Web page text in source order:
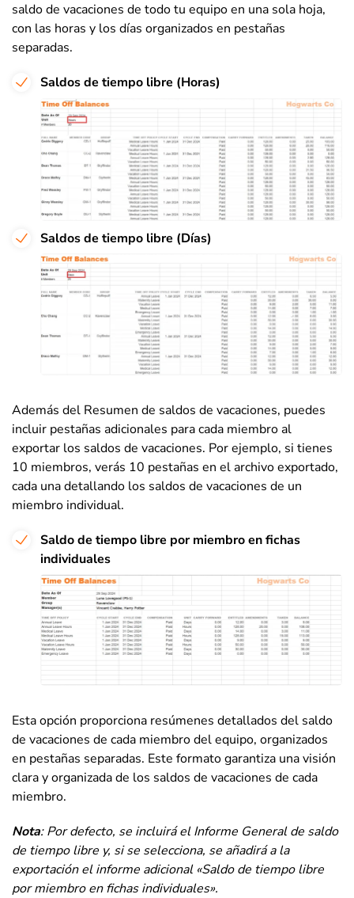
saldo de vacaciones de todo tu equipo en una sola hoja,
con las horas y los días organizados en pestañas
separadas.
Saldos de tiempo libre (Horas)
Saldos de tiempo libre (Días)
Además del Resumen de saldos de vacaciones, puedes
incluir pestañas adicionales para cada miembro al
exportar los saldos de vacaciones. Por ejemplo, si tienes
10 miembros, verás 10 pestañas en el archivo exportado,
cada una detallando los saldos de vacaciones de un
miembro individual.
Saldo de tiempo libre por miembro en fichas
individuales
Esta opción proporciona resúmenes detallados del saldo
de vacaciones de cada miembro del equipo, organizados
en pestañas separadas. Este formato garantiza una visión
clara y organizada de los saldos de vacaciones de cada
miembro.
Nota: Por defecto, se incluirá el Informe General de saldo
de tiempo libre y, si se selecciona, se añadirá a la
exportación el informe adicional «Saldo de tiempo libre
por miembro en fichas individuales».